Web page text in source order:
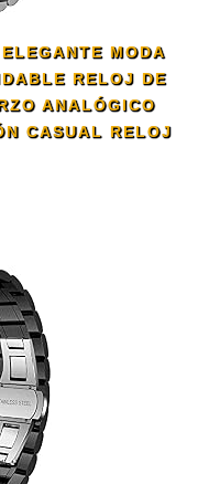
MODA
RELOJ DE
ANALÓGICO
CASUAL RELOJ